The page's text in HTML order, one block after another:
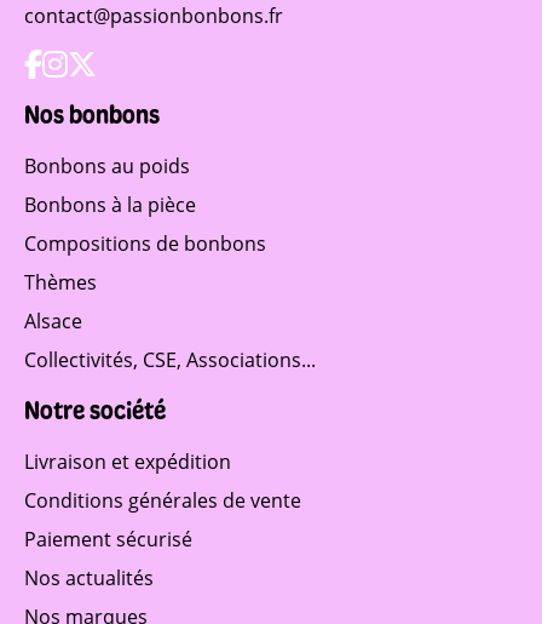
contact@passionbonbons.fr
Nos bonbons
Bonbons au poids
Bonbons à la pièce
Compositions de bonbons
Thèmes
Alsace
Collectivités, CSE, Associations...
Notre société
Livraison et expédition
Conditions générales de vente
Paiement sécurisé
Nos actualités
Nos marques